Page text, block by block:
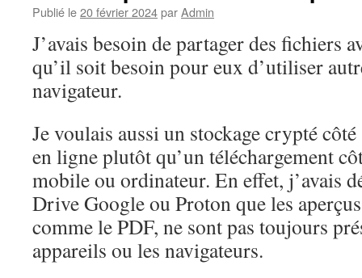
Publié le20 février 2024parAdmin
J’avais besoin de partager des fichiers
qu’il soit besoin pour eux d’utiliser
navigateur.
Je voulais aussi un stockage crypté
en ligne plutôt qu’un téléchargement
mobile ou ordinateur. En effet, j’avais
Drive Google ou Proton que les
comme le PDF, ne sont pas toujours
appareils ou les navigateurs.